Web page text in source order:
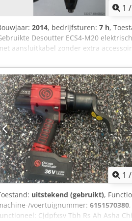
1 /
2014, bedrijfsturen: 7 h,
Desoutter ECS4-M20
aansluitkabel zonder extra
schroefbesturing Uitvoer: Hex 1/4F"
toerental: 2000 min-1
1 /
uitstekend (gebruikt),
voertuignummer: 6151570380
Cjdpfxsv Tbh Rs Ah Asha